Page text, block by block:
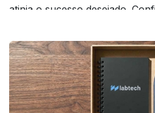
atinja o sucesso desejado.